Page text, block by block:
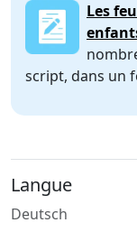
Les
script, dans un
Langue
Deutsch